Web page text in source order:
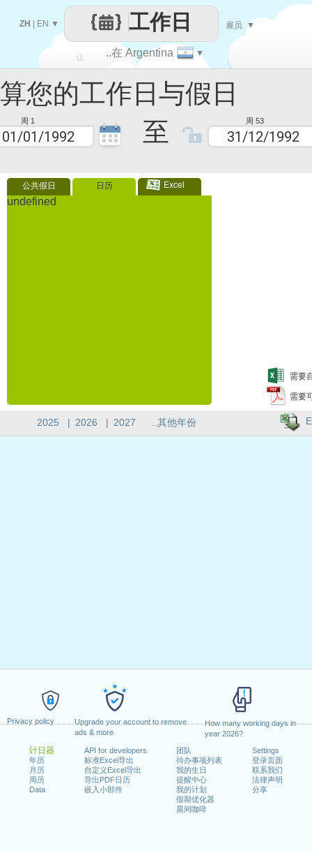
Privacy policy
Upgrade your account to remove
ads & more
How many working days in
year 2026?
计日器
年历
月历
周历
Data
API for developers
标准Excel导出
自定义Excel导出
导出PDF日历
嵌入小部件
团队
待办事项列表
我的生日
提醒中心
我的计划
假期优化器
晨间咖啡
Settings
登录页面
联系我们
法律声明
分享
工作日与假日
周 1 至 周 53
公共假日 日历 Excel
undefined
需要
需要
让
每一天
..在 Argentina ▼
工作日
ZH EN ▼ 雇员 ▼
2025 | 2026 | 2027 ..其他年份